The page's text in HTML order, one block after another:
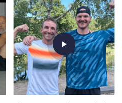
play_arrow